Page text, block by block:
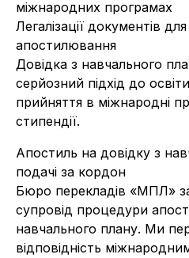
міжнародних програмах
Легалізації документів
апостилювання
Довідка з навчального
серйозний підхід до
прийняття в міжнародні
стипендії.
Апостиль на довідку з
подачі за кордон
Бюро перекладів «МПЛ»
супровід процедури
навчального плану. Ми
відповідність